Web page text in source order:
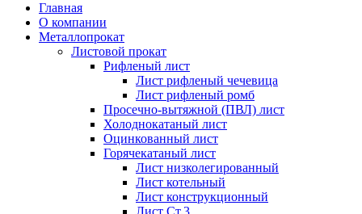
Главная
О компании
Металлопрокат
Листовой прокат
Рифленый лист
Лист рифленый чечевица
Лист рифленый ромб
Просечно-вытяжной (ПВЛ) лист
Холоднокатаный лист
Оцинкованный лист
Горячекатаный лист
Лист низколегированный
Лист котельный
Лист конструкционный
Лист Ст.3